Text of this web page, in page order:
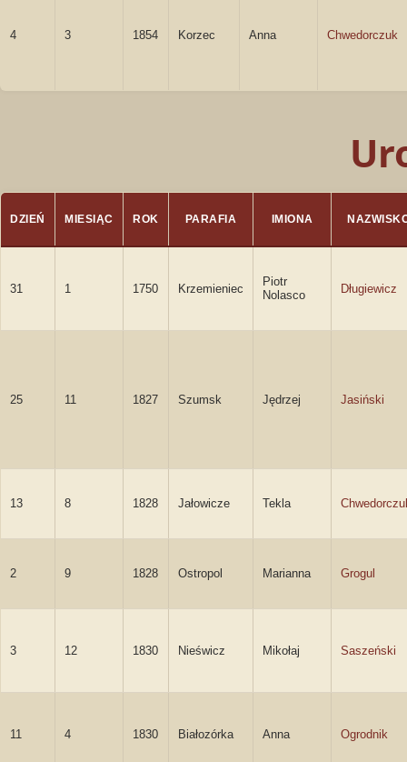
4 3 1854 Korzec Anna Chwedorczuk
DZIEŃ MIESIĄC ROK PARAFIA IMIONA
31 1 1750 Krzemieniec
Piotr
Nolasco
Długiewicz
25 11 1827 Szumsk Jędrzej Jasiński
13 8 1828 Jałowicze Tekla
2 9 1828 Ostropol Marianna Grogul
3 12 1830 Nieświcz Mikołaj Saszeński
11 4 1830 Białozórka Anna Ogrodnik